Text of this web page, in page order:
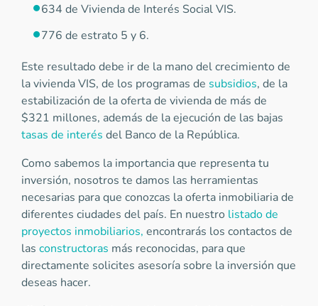
634 de Vivienda de Interés Social VIS.
776 de estrato 5 y 6.
Este resultado debe ir de la mano del crecimiento de
la vivienda VIS, de los programas de subsidios, de la
estabilización de la oferta de vivienda de más de
$321 millones, además de la ejecución de las bajas
tasas de interés del Banco de la República.
Como sabemos la importancia que representa tu
inversión, nosotros te damos las herramientas
necesarias para que conozcas la oferta inmobiliaria de
diferentes ciudades del país. En nuestro listado de
proyectos inmobiliarios, encontrarás los contactos de
las constructoras más reconocidas, para que
directamente solicites asesoría sobre la inversión que
deseas hacer.